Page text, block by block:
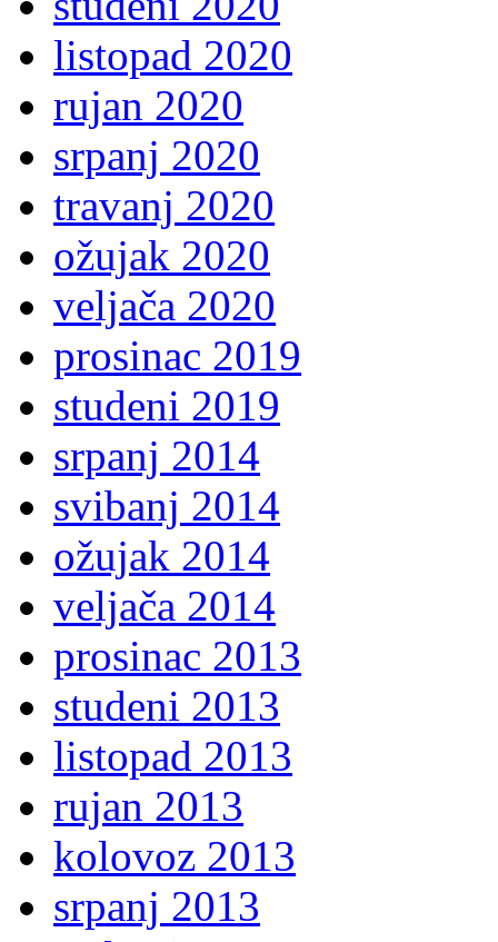
listopad 2020
rujan 2020
srpanj 2020
travanj 2020
ožujak 2020
veljača 2020
prosinac 2019
studeni 2019
srpanj 2014
svibanj 2014
ožujak 2014
veljača 2014
prosinac 2013
studeni 2013
listopad 2013
rujan 2013
kolovoz 2013
srpanj 2013